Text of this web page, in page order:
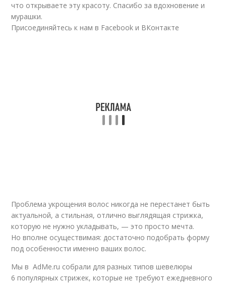
что открываете эту красоту. Спасибо за вдохновение и
мурашки.
Присоединяйтесь к нам в Facebook и ВКонтакте
Проблема укрощения волос никогда не перестанет быть
актуальной, а стильная, отлично выглядящая стрижка,
которую не нужно укладывать, — это просто мечта.
Но вполне осуществимая: достаточно подобрать форму
под особенности именно ваших волос.
Мы в AdMe.ru собрали для разных типов шевелюры
6 популярных стрижек, которые не требуют ежедневного